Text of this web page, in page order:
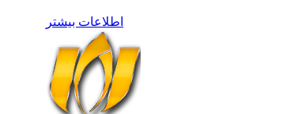
اطلاعات بیشتر